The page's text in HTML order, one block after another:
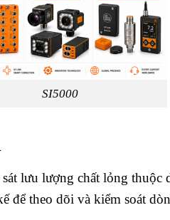
SI5000
lưu lượng chất lỏng thuộc
để theo dõi và kiểm soát